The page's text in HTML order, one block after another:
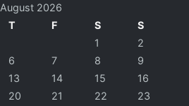
August 2026
T F S S
1
2
6 7 8
9
13 14 15
16
20 21 22
23